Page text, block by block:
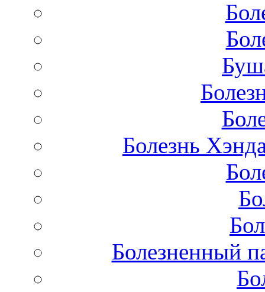
Болезнь
Болезненный